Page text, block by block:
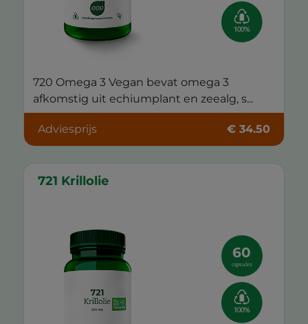
720 Omega 3 Vegan bevat omega 3
afkomstig uit echiumplant en zeealg, s...
Adviesprijs € 34.50
721 Krillolie
60
capsules